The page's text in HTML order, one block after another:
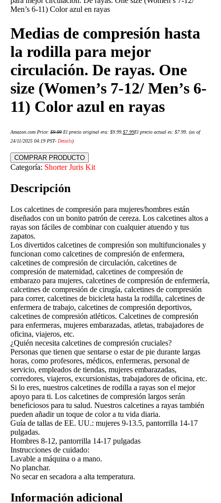
Men’s 6-11) Color azul en rayas
Medias de compresión hasta
la rodilla para mejor
circulación. De rayas. One
size (Women’s 7-12/ Men’s 6-
11) Color azul en rayas
Amazon.com Price:$9.99 El precio original era: $9.99.$7.99El precio actual es: $7.99. (as of
24/11/2025 04:19 PST- Details)
COMPRAR PRODUCTO
Categoría: Shorter Juris Kit
Descripción
Los calcetines de compresión para mujeres/hombres están
diseñados con un bonito patrón de cereza. Los calcetines altos a
rayas son fáciles de combinar con cualquier atuendo y tus
zapatos.
Los divertidos calcetines de compresión son multifuncionales y
funcionan como calcetines de compresión de enfermera,
calcetines de compresión de circulación, calcetines de
compresión de maternidad, calcetines de compresión de
embarazo para mujeres, calcetines de compresión de enfermería,
calcetines de compresión de cirugía, calcetines de compresión
para correr, calcetines de bicicleta hasta la rodilla, calcetines de
enfermera de trabajo, calcetines de compresión deportivos,
calcetines de compresión atléticos. Calcetines de compresión
para enfermeras, mujeres embarazadas, atletas, trabajadores de
oficina, viajeros, etc.
¿Quién necesita calcetines de compresión cruciales?
Personas que tienen que sentarse o estar de pie durante largas
horas, como profesores, médicos, enfermeras, personal de
servicio, empleados de tiendas, mujeres embarazadas,
corredores, viajeros, excursionistas, trabajadores de oficina, etc.
Si lo eres, nuestros calcetines de rodilla a rayas son el mejor
apoyo para ti. Los calcetines de compresión largos serán
beneficiosos para tu salud. Nuestros calcetines a rayas también
pueden añadir un toque de color a tu vida diaria.
Guía de tallas de EE. UU.: mujeres 9-13.5, pantorrilla 14-17
pulgadas.
Hombres 8-12, pantorrilla 14-17 pulgadas
Instrucciones de cuidado:
Lavable a máquina o a mano.
No planchar.
No secar en secadora a alta temperatura.
Información adicional